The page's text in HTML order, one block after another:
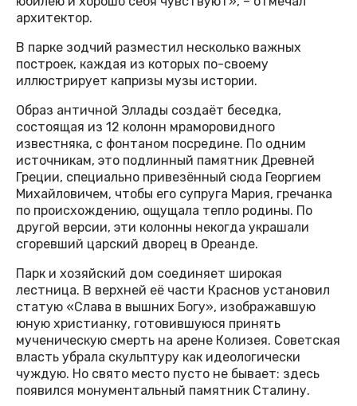
архитектор.
В парке зодчий разместил несколько важных
построек, каждая из которых по-своему
иллюстрирует капризы музы истории.
Образ античной Эллады создаёт беседка,
состоящая из 12 колонн мраморовидного
известняка, с фонтаном посредине. По одним
источникам, это подлинный памятник Древней
Греции, специально привезённый сюда Георгием
Михайловичем, чтобы его супруга Мария, гречанка
по происхождению, ощущала тепло родины. По
другой версии, эти колонны некогда украшали
сгоревший царский дворец в Ореанде.
Парк и хозяйский дом соединяет широкая
лестница. В верхней её части Краснов установил
статую «Слава в вышних Богу», изображавшую
юную христианку, готовившуюся принять
мученическую смерть на арене Колизея. Советская
власть убрала скульптуру как идеологически
чуждую. Но свято место пусто не бывает: здесь
появился монументальный памятник Сталину.